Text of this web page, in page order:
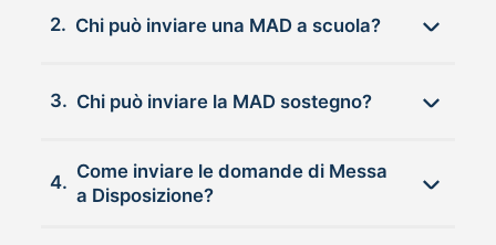
2. Chi può inviare una MAD a scuola?
3. Chi può inviare la MAD sostegno?
4.
Come inviare le domande di Messa
a Disposizione?